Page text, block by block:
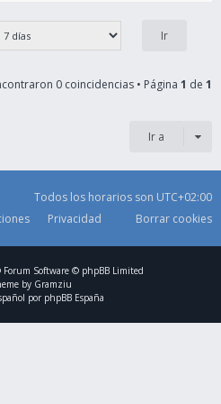
0 coincidencias • Página 1 de 1
Ir a
Todos los horarios son UTC+02:00
Borrar cookies
Privacidad
Software © phpBB Limited
by Gramziu
por phpBB España